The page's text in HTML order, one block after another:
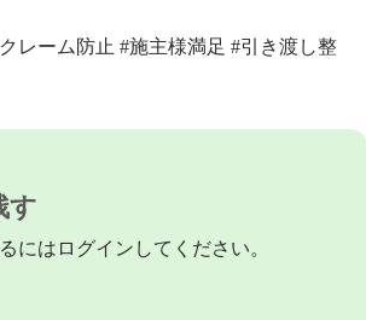
レーム防止 #施主様満足 #引き渡し整
す
には ログイン してください。